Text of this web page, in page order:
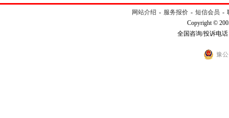
网站介绍 - 服务报价 - 短信会员 -
Copyright ©
全国咨询/投诉电话
豫